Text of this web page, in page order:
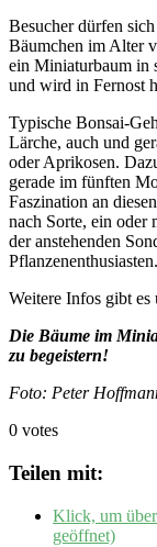
Besucher dürfen
Bäumchen im Alter
ein Miniaturbaum in
und wird in Fernost
Typische Bonsai-
Lärche, auch und
oder Aprikosen.
gerade im fünften
Faszination an
nach Sorte, ein oder
der anstehenden
Pflanzenenthusiasten.
Weitere Infos gibt
Die Bäume im
zu begeistern!
Foto: Peter
0 votes
Teilen mit:
Klick, um
geöffnet)